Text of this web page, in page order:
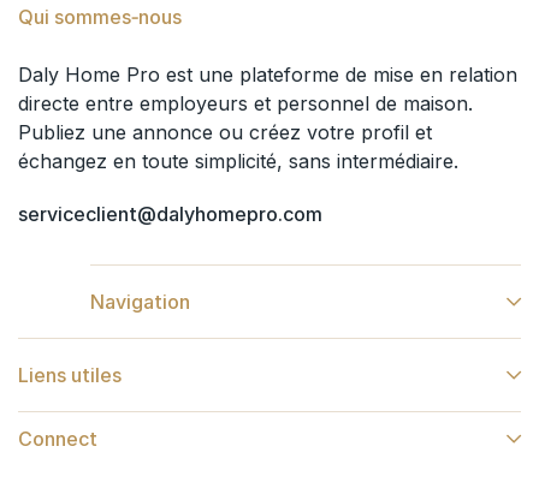
Qui sommes‑nous
Daly Home Pro est une plateforme de mise en relation
directe entre employeurs et personnel de maison.
Publiez une annonce ou créez votre profil et
échangez en toute simplicité, sans intermédiaire.
serviceclient@dalyhomepro.com
Navigation
Liens utiles
Connect​